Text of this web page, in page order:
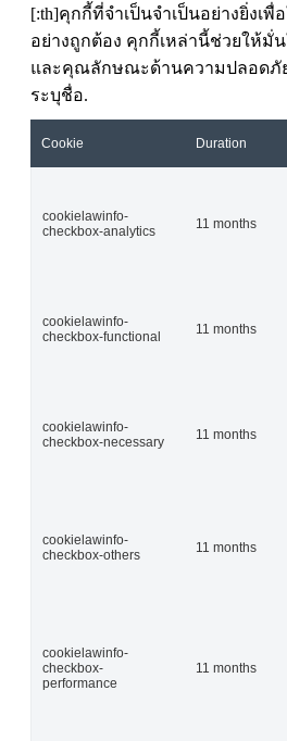
[:th]คุกกี้ที่จำเป็นจำเป็นอย่างยิ่งเพื่
อย่างถูกต้อง คุกกี้เหล่านี้ช่วยให้มั่
และคุณลักษณะด้านความปลอดภัย
ระบุชื่อ.
Cookie Duration
cookielawinfo-
checkbox-analytics
11 months
cookielawinfo-
checkbox-functional
11 months
cookielawinfo-
checkbox-necessary
11 months
cookielawinfo-
checkbox-others
11 months
cookielawinfo-
checkbox-
performance
11 months